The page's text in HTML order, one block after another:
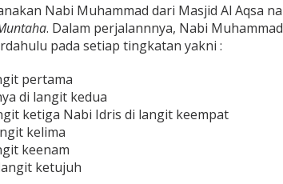
Nabi Muhammad dari Masjid Al Aqsa
. Dalam perjalannnya, Nabi
pada setiap tingkatan yakni :
pertama
di langit kedua
ketiga Nabi Idris di langit keempat
kelima
keenam
ketujuh